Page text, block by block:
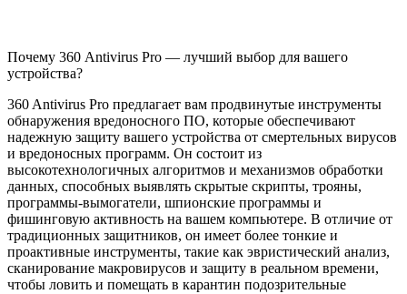
Почему 360 Antivirus Pro — лучший выбор для вашего
устройства?
360 Antivirus Pro предлагает вам продвинутые инструменты
обнаружения вредоносного ПО, которые обеспечивают
надежную защиту вашего устройства от смертельных вирусов
и вредоносных программ. Он состоит из
высокотехнологичных алгоритмов и механизмов обработки
данных, способных выявлять скрытые скрипты, трояны,
программы-вымогатели, шпионские программы и
фишинговую активность на вашем компьютере. В отличие от
традиционных защитников, он имеет более тонкие и
проактивные инструменты, такие как эвристический анализ,
сканирование макровирусов и защиту в реальном времени,
чтобы ловить и помещать в карантин подозрительные